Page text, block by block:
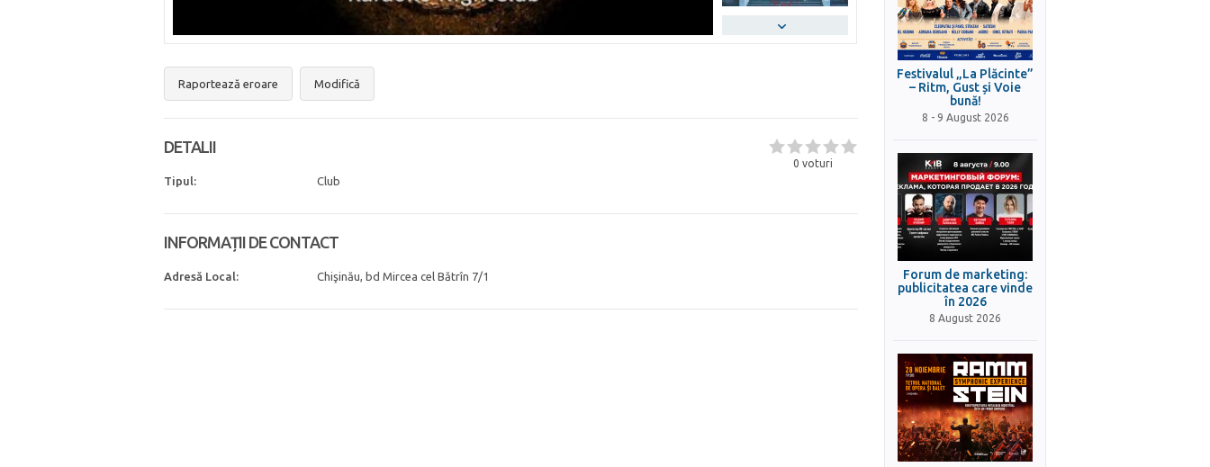
Raportează eroare Modifică
0 voturi
DETALII
Tipul: Club
INFORMAȚII DE CONTACT
Adresă Local: Chişinău, bd Mircea cel Bătrîn 7/1
Festivalul „La Plăcinte”
– Ritm, Gust și Voie
bună!
8 - 9 August 2026
Forum de marketing:
publicitatea care vinde
în 2026
8 August 2026